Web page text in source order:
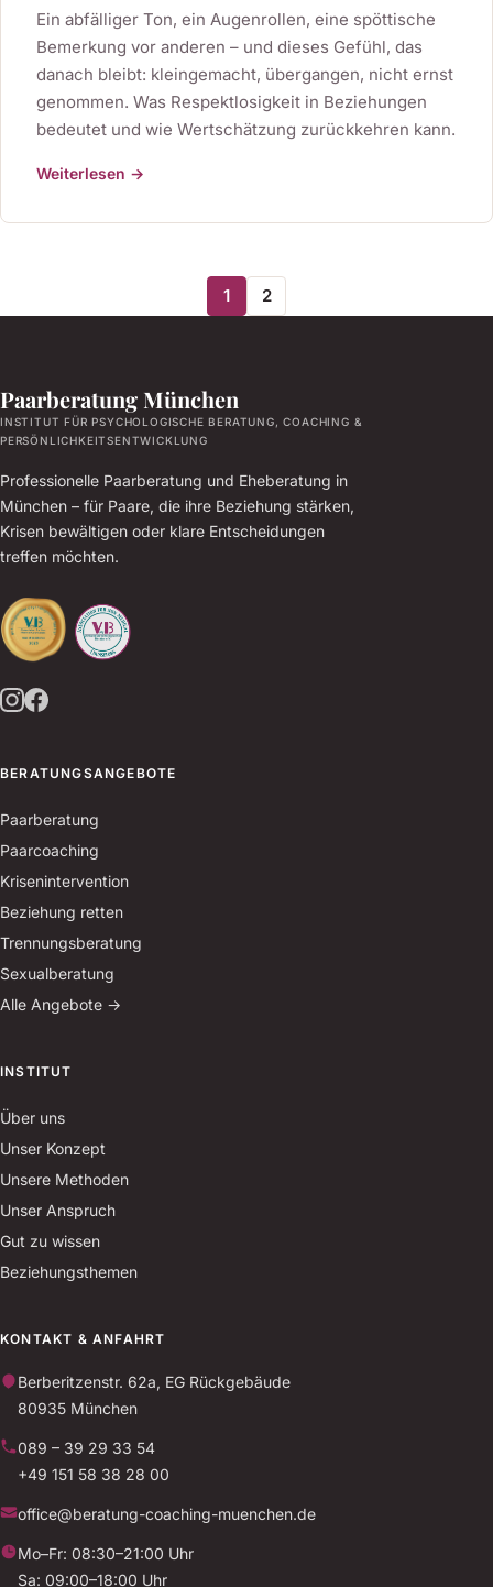
Ein abfälliger Ton, ein Augenrollen, eine spöttische
Bemerkung vor anderen – und dieses Gefühl, das
danach bleibt: kleingemacht, übergangen, nicht ernst
genommen. Was Respektlosigkeit in Beziehungen
bedeutet und wie Wertschätzung zurückkehren kann.
Weiterlesen →
1 2
Paarberatung München
INSTITUT FÜR PSYCHOLOGISCHE BERATUNG, COACHING &
PERSÖNLICHKEITSENTWICKLUNG
Professionelle Paarberatung und Eheberatung in
München – für Paare, die ihre Beziehung stärken,
Krisen bewältigen oder klare Entscheidungen
treffen möchten.
BERATUNGSANGEBOTE
Paarberatung
Paarcoaching
Krisenintervention
Beziehung retten
Trennungsberatung
Sexualberatung
Alle Angebote →
INSTITUT
Über uns
Unser Konzept
Unsere Methoden
Unser Anspruch
Gut zu wissen
Beziehungsthemen
KONTAKT & ANFAHRT
Berberitzenstr. 62a, EG Rückgebäude
80935 München
089 – 39 29 33 54
+49 151 58 38 28 00
office@beratung-coaching-muenchen.de
Mo–Fr: 08:30–21:00 Uhr
Sa: 09:00–18:00 Uhr